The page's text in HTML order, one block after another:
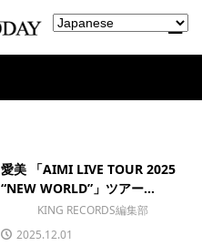
愛美 「AIMI LIVE TOUR 2025
“NEW WORLD”」ツアー...
KING RECORDS編集部
2025.12.01